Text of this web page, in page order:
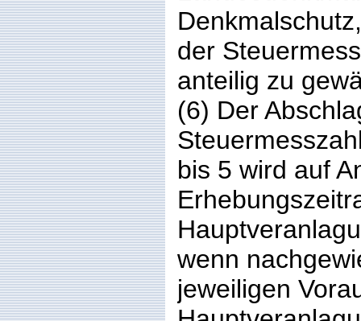
der
anteilig zu
(6) Der
bis 5 wird auf
wenn
jeweiligen